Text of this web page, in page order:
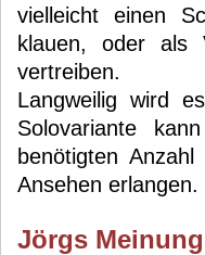
vielleicht einen
klauen, oder als
vertreiben.
Langweilig wird
Solovariante
benötigten
Ansehen erlangen.
Jörgs